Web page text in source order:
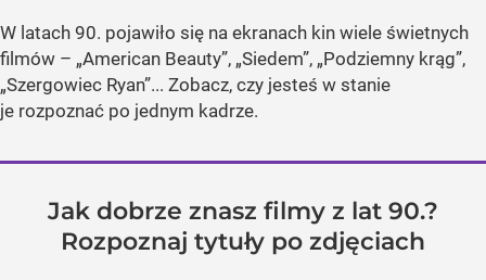
W latach 90. pojawiło się na ekranach kin wiele świetnych
filmów – „American Beauty”, „Siedem”, „Podziemny krąg”,
„Szergowiec Ryan”... Zobacz, czy jesteś w stanie
je rozpoznać po jednym kadrze.
Jak dobrze znasz filmy z lat 90.?
Rozpoznaj tytuły po zdjęciach